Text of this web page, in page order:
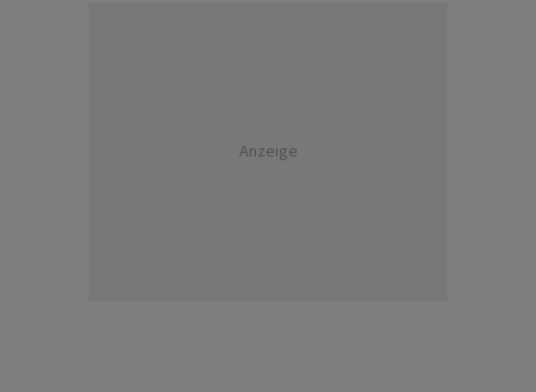
Anzeige